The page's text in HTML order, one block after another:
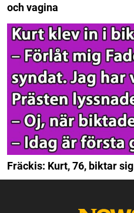
och vagina
Fräckis: Kurt, 76, biktar sig